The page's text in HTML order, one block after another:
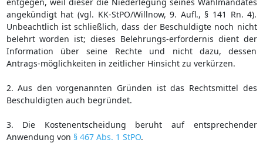
angekündigt hat (vgl. KK-StPO/Willnow, 9. Aufl., § 141 Rn. 4).
Unbeachtlich ist schließlich, dass der Beschuldigte noch nicht
belehrt worden ist; dieses Belehrungs-erfordernis dient der
Information über seine Rechte und nicht dazu, dessen
Antrags-möglichkeiten in zeitlicher Hinsicht zu verkürzen.
2. Aus den vorgenannten Gründen ist das Rechtsmittel des
Beschuldigten auch begründet.
3. Die Kostenentscheidung beruht auf entsprechender
Anwendung von § 467 Abs. 1 StPO.